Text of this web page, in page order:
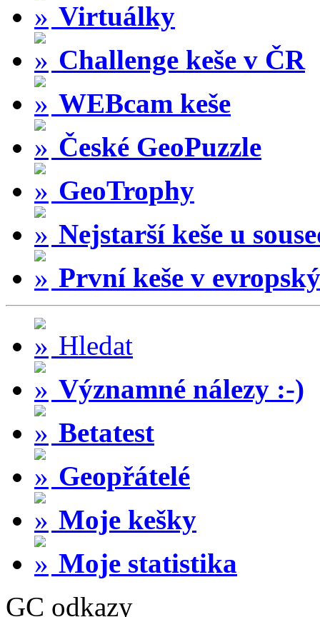
Virtuálky
Challenge keše v ČR
WEBcam keše
České GeoPuzzle
GeoTrophy
Nejstarší keše u
První keše v
Hledat
Významné nálezy :-)
Betatest
Geopřátelé
Moje kešky
Moje statistika
GC odkazy